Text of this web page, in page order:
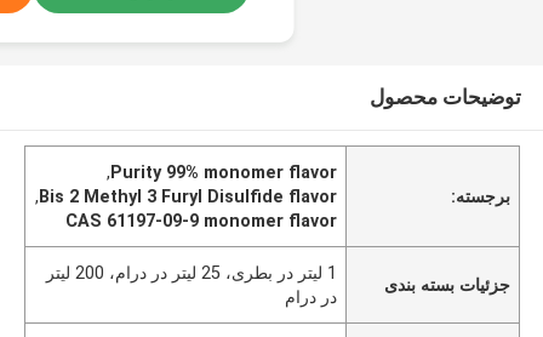
توضیحات محصول
برجسته:
Purity 99% monomer flavor
,
Bis 2 Methyl 3 Furyl Disulfide flavor
,
CAS 61197-09-9 monomer flavor
جزئیات بسته بندی
1 لیتر در بطری، 25 لیتر در درام، 200 لیتر
در درام